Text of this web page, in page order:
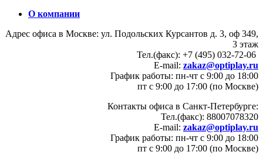
О компании
Адрес офиса в Москве: ул. Подольских Курсантов д. 3, оф 349,
3 этаж
Тел.(факс): +7 (495) 032-72-06
E-mail: zakaz@optiplay.ru
График работы: пн-чт с 9:00 до 18:00
пт с 9:00 до 17:00 (по Москве)
Контакты офиса в Санкт-Петербурге:
Тел.(факс): 88007078320
E-mail: zakaz@optiplay.ru
График работы: пн-чт с 9:00 до 18:00
пт с 9:00 до 17:00 (по Москве)